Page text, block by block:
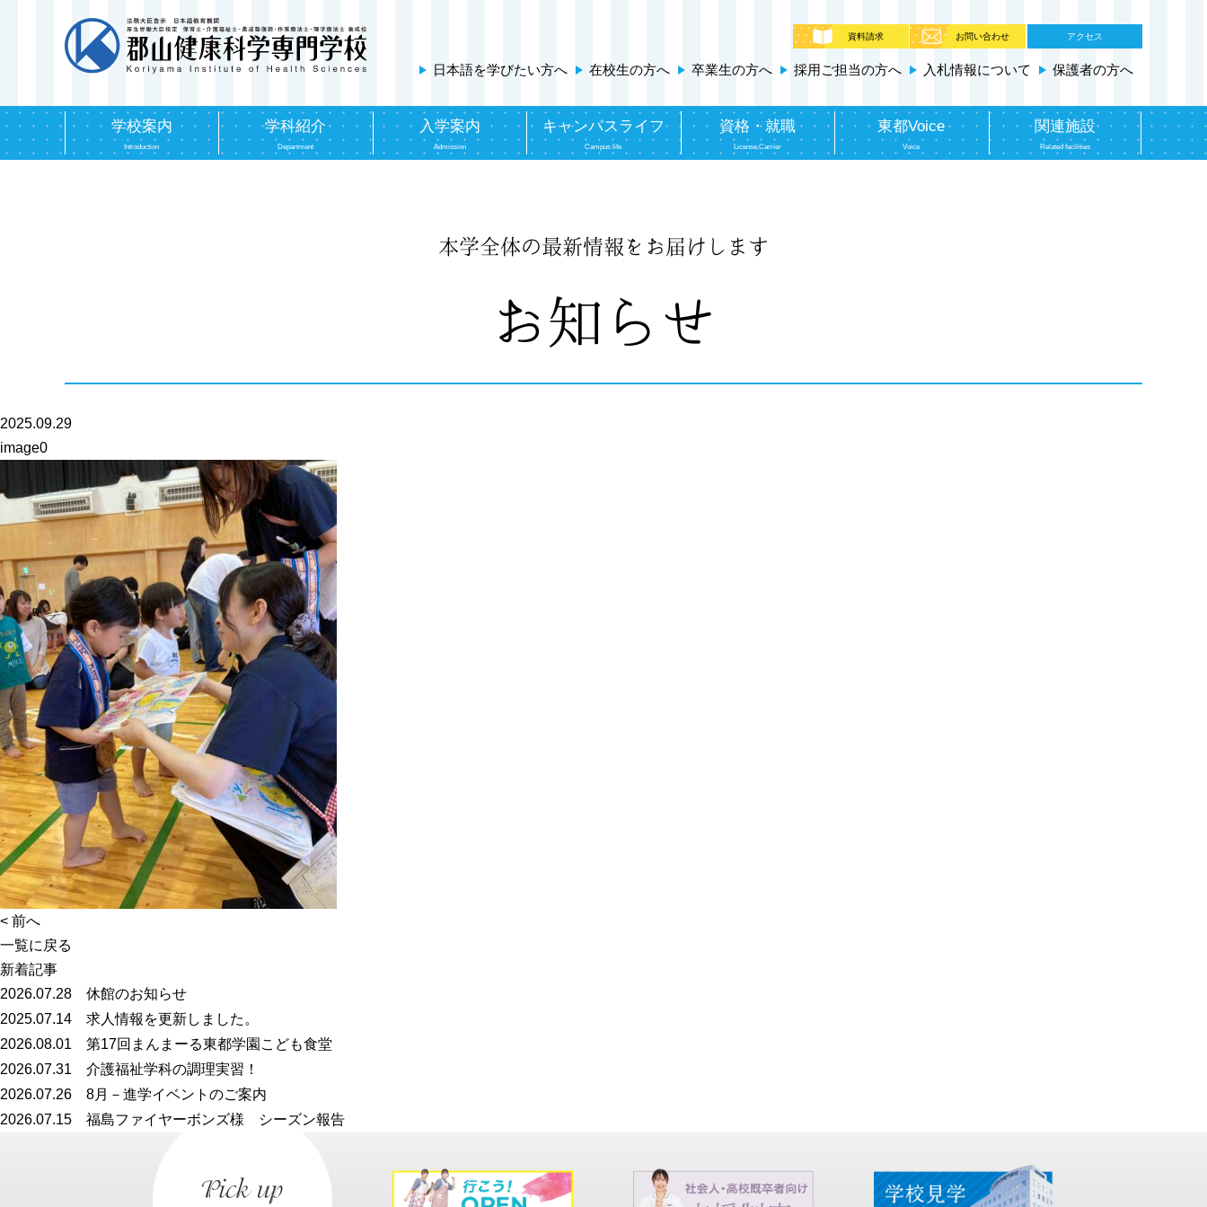
資料請求 お問い合わせ アクセス
日本語を学びたい方へ 在校生の方へ 卒業生の方へ 採用ご担当の方へ 入札情報について 保護者の方へ
学校案内
Introduction
学科紹介
Department
入学案内
Admission
キャンパスライフ
Campus life
資格・就職
License,Carrier
東都Voice
Voice
関連施設
Related facilities
本学全体の最新情報をお届けします
お知らせ
2025.09.29
image0
< 前へ
一覧に戻る
新着記事
2026.07.28 休館のお知らせ
2025.07.14 求人情報を更新しました。
2026.08.01 第17回まんまーる東都学園こども食堂
2026.07.31 介護福祉学科の調理実習！
2026.07.26 8月－進学イベントのご案内
2026.07.15 福島ファイヤーボンズ様 シーズン報告